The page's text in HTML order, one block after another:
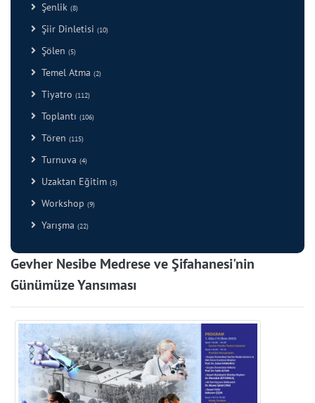
Şenlik (8)
Şiir Dinletisi (10)
Şölen (5)
Temel Atma (2)
Tiyatro (112)
Toplantı (106)
Tören (115)
Turnuva (4)
Uzaktan Eğitim (3)
Workshop (9)
Yarışma (22)
Gevher Nesibe Medrese ve Şifahanesi'nin
Günümüze Yansıması